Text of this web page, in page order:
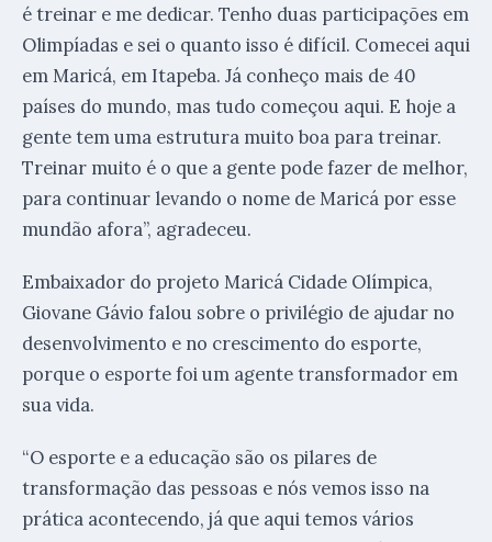
é treinar e me dedicar. Tenho duas participações em
Olimpíadas e sei o quanto isso é difícil. Comecei aqui
em Maricá, em Itapeba. Já conheço mais de 40
países do mundo, mas tudo começou aqui. E hoje a
gente tem uma estrutura muito boa para treinar.
Treinar muito é o que a gente pode fazer de melhor,
para continuar levando o nome de Maricá por esse
mundão afora”, agradeceu.
Embaixador do projeto Maricá Cidade Olímpica,
Giovane Gávio falou sobre o privilégio de ajudar no
desenvolvimento e no crescimento do esporte,
porque o esporte foi um agente transformador em
sua vida.
“O esporte e a educação são os pilares de
transformação das pessoas e nós vemos isso na
prática acontecendo, já que aqui temos vários